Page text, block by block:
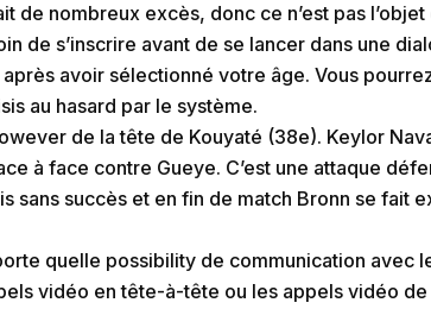
de nombreux excès, donc ce n’est pas
de s’inscrire avant de se lancer dans une
avoir sélectionné votre âge. Vous
au hasard par le système.
de la tête de Kouyaté (38e). Keylor
à face contre Gueye. C’est une attaque
sans succès et en fin de match Bronn se fait
quelle possibility de communication avec
vidéo en tête-à-tête ou les appels vidéo